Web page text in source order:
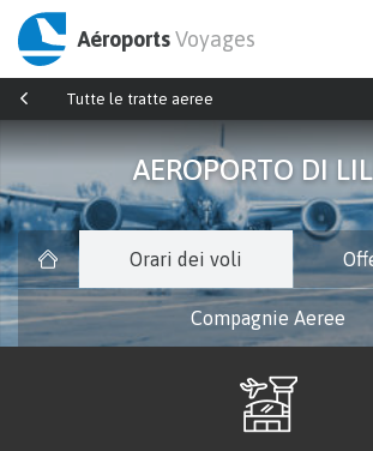
AéroportsVoyages
Tutte le tratte aeree
AEROPORTO DI
Orari dei voli
Compagnie Aeree